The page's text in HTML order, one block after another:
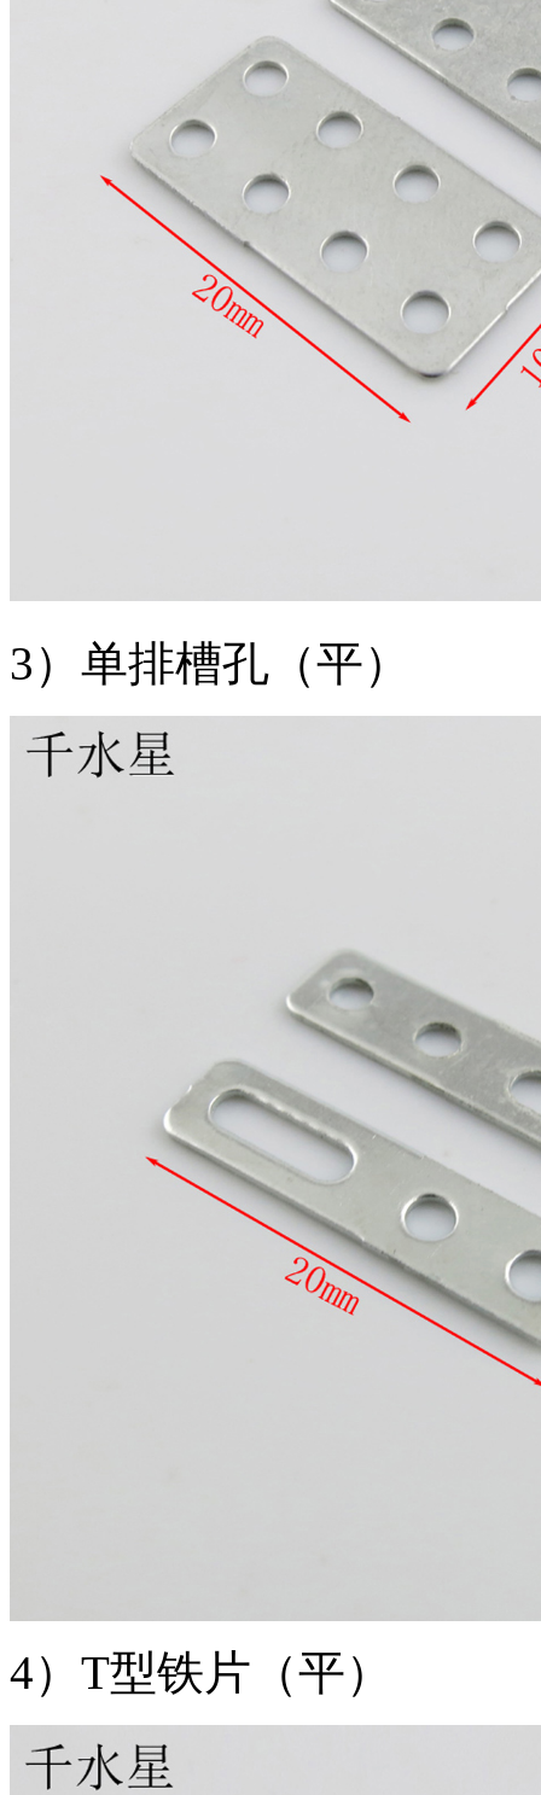
3）单排槽孔（平）
4）T型铁片（平）